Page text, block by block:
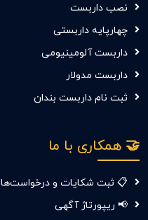
نصب داربست
چهارپایه داربستی
داربست آلومینیومی
داربست مدولار
ثبت نام داربست بندان
🤝 همکاری با ما
📋 ثبت شکایات و درخواست‌ها
📢 ریپورتاژ آگهی